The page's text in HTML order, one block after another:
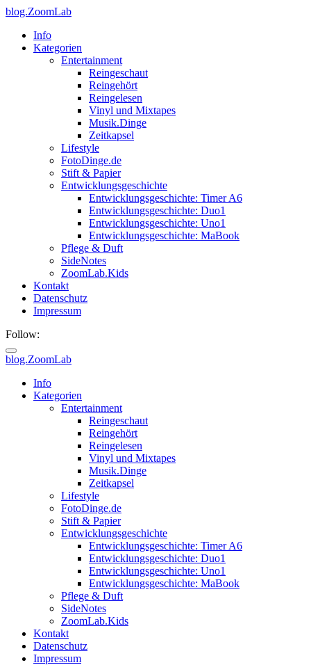
blog.ZoomLab
Info
Kategorien
Entertainment
Reingeschaut
Reingehört
Reingelesen
Vinyl und Mixtapes
Musik.Dinge
Zeitkapsel
Lifestyle
FotoDinge.de
Stift & Papier
Entwicklungsgeschichte
Entwicklungsgeschichte: Timer A6
Entwicklungsgeschichte: Duo1
Entwicklungsgeschichte: Uno1
Entwicklungsgeschichte: MaBook
Pflege & Duft
SideNotes
ZoomLab.Kids
Kontakt
Datenschutz
Impressum
Follow:
blog.ZoomLab
ZoomLab
Info
Kategorien
Entertainment
Reingeschaut
Reingehört
Reingelesen
Vinyl und Mixtapes
Musik.Dinge
Zeitkapsel
Lifestyle
FotoDinge.de
Stift & Papier
Entwicklungsgeschichte
Entwicklungsgeschichte: Timer A6
Entwicklungsgeschichte: Duo1
Entwicklungsgeschichte: Uno1
Entwicklungsgeschichte: MaBook
Pflege & Duft
SideNotes
ZoomLab.Kids
Kontakt
Datenschutz
Impressum